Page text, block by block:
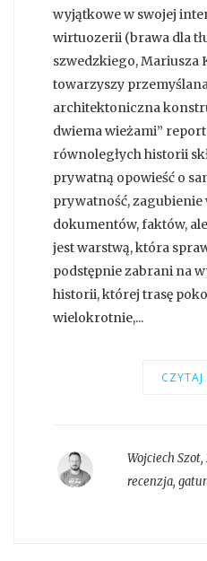
wyjątkowe w swojej
wirtuozerii (brawa dla
szwedzkiego, Mariusza
towarzyszy
architektoniczna
dwiema wieżami”
równoległych historii
prywatną opowieść o
prywatność, zagubienie
dokumentów, faktów,
jest warstwą, która
podstępnie zabrani na
historii, której trasę
wielokrotnie,...
CZYTAJ
Wojciech Szot,
recenzja,